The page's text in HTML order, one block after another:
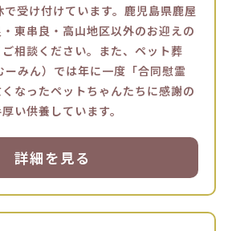
受け付けています。鹿児島県鹿屋
東串良・高山地区以外のお迎えの
相談ください。また、ペット葬
ーみん）では年に一度「合同慰霊
なったペットちゃんたちに感謝の
い供養しています。
詳細を見る